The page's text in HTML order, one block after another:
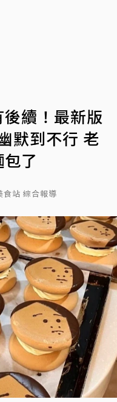
續！最新版
默到不行 老
了
食站 綜合報導